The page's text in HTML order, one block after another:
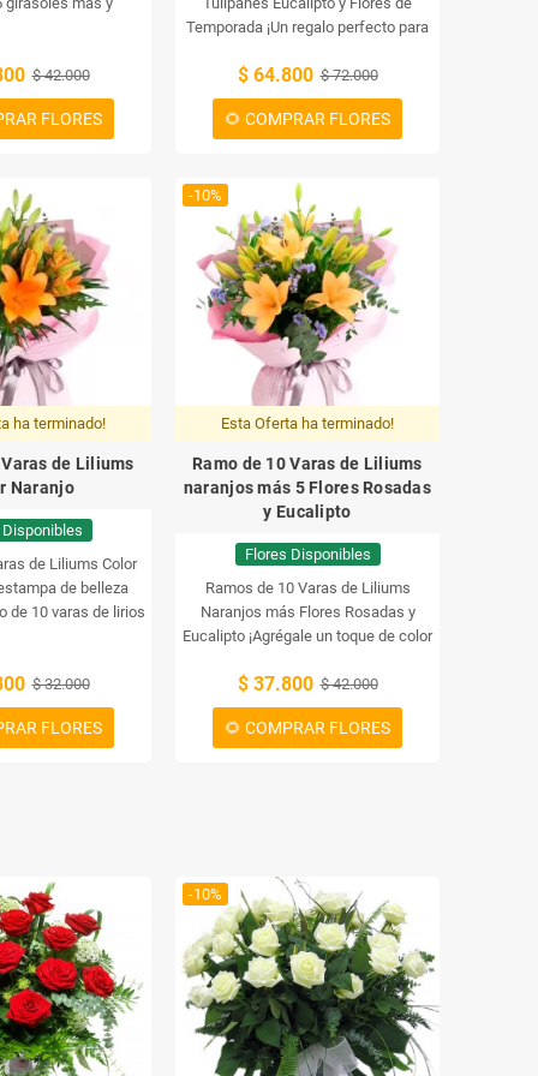
los girasoles con los
los solidagos y los
Un ramo único e
$ 42.000
FLORES
Temporada ¡Un regalo perfecto para
contiene 10 girasoles, 20 tulipanes
eucalipto y una selección de flores
de temporada. ¡Es la mejor manera
Tulipanes Eucalipto y Flores de
Temporada¡Un regalo perfecto para
cualquier ocasión! Este ramo
contiene 10 girasoles, 20 tulipanes
eucalipto y una selección de flores
de temporada. ¡Es la mejor manera
de expresar tus mejores deseos!
$ 64.800 $ 72.000
🌻 COMPRAR FLORES
ha terminado!
de Liliums
Naranjo
Disponibles
de Liliums Color
de belleza
de 10 varas de lirios
ocasión especial.
$ 32.000
FLORES
-10%
Esta Oferta ha terminado!
Ramo de 10 Varas de Liliums
naranjos más 5 Flores Rosadas
y Eucalipto
Flores Disponibles
Ramos de 10 Varas de Liliums
Naranjos más Flores Rosadas y
Eucalipto ¡Agrégale un toque de color
10 varas de liliums naranjos más
flores rosadas y eucalipto! Esta
hermosa combinación de flores te
$ 37.800 $ 42.000
🌻 COMPRAR FLORES
-10%